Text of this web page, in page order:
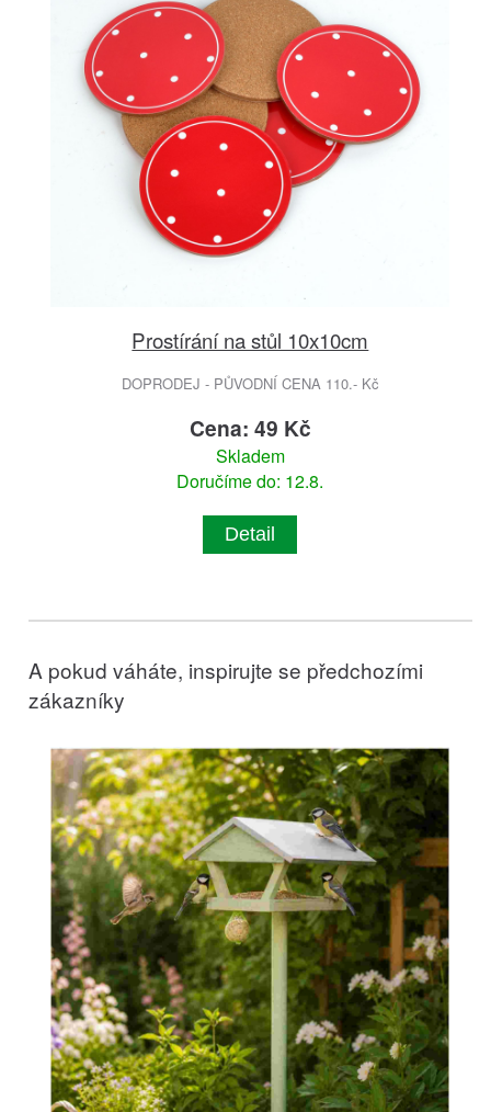
Prostírání na stůl 10x10cm
DOPRODEJ - PŮVODNÍ CENA 110.- Kč
Cena: 49 Kč
Skladem
Doručíme do: 12.8.
Detail
A pokud váháte, inspirujte se předchozími
zákazníky